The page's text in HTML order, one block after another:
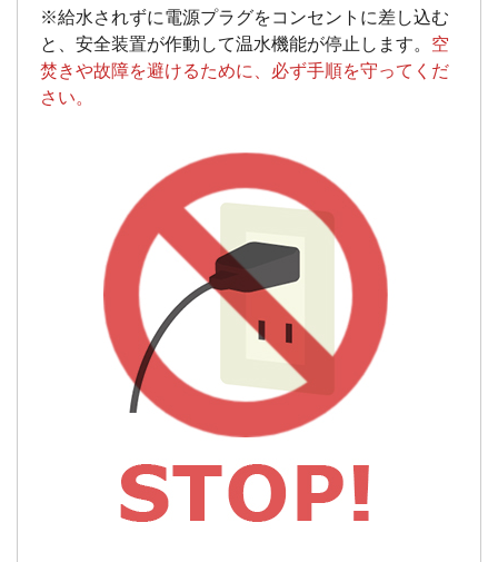
※給水されずに電源プラグをコンセントに差し込む
と、安全装置が作動して温水機能が停止します。 空
焚きや故障を避けるために、必ず手順を守ってくだ
さい。